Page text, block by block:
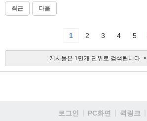
최근 다음
1 2 3 4 5
게시물은 1만개 단위로 검색됩니다. >
로그인 PC화면 퀵링크